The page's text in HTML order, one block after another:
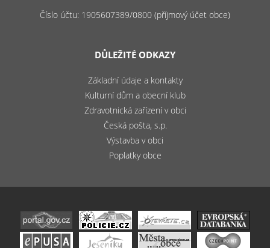
Číslo účtu: 1905607389/0800 (příjmový účet obce)
DŮLEŽITÉ ODKAZY
Základní údaje a kontakty
Kulturní dům a obecní klub
Zdravotnická zařízení v obci
Česká pošta, s.p.
Výstavba v obci
Poplatky obce